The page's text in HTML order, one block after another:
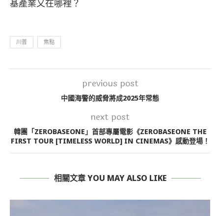
基產業又在哪裡？
川普 焦點
previous post
中國海警的威脅將成2025年常態
next post
韓團「ZEROBASEONE」首部專屬電影《ZEROBASEONE THE
FIRST TOUR [TIMELESS WORLD] IN CINEMAS》感動登場！
相關文章 YOU MAY ALSO LIKE